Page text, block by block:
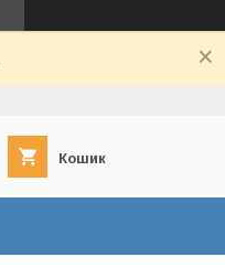
Кошик